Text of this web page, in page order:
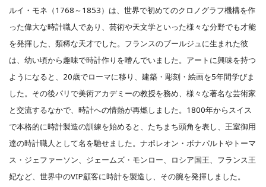
ルイ・モネ（1768～1853）は、世界で初めてのクロノグラフ機構を作
った偉大な時計職人であり、芸術や天文学といった様々な分野でも才能
を発揮した、類稀な天才でした。フランスのブールジュに生まれた彼
は、幼い頃から趣味で時計作りを嗜んでいました。アートに興味を持つ
ようになると、20歳でローマに移り、建築・彫刻・絵画を5年間学びま
した。その後パリで美術アカデミーの教授を務め、様々な著名な芸術家
と交流するなかで、時計への情熱が再燃しました。1800年からスイス
で本格的に時計製造の訓練を始めると、たちまち頭角を表し、王室御用
達の時計職人として名を馳せました。ナポレオン・ボナパルトやトーマ
ス・ジェファーソン、ジェームズ・モンロー、ロシア国王、フランス王
妃など、世界中のVIP顧客に時計を製造し、その腕を発揮しました。